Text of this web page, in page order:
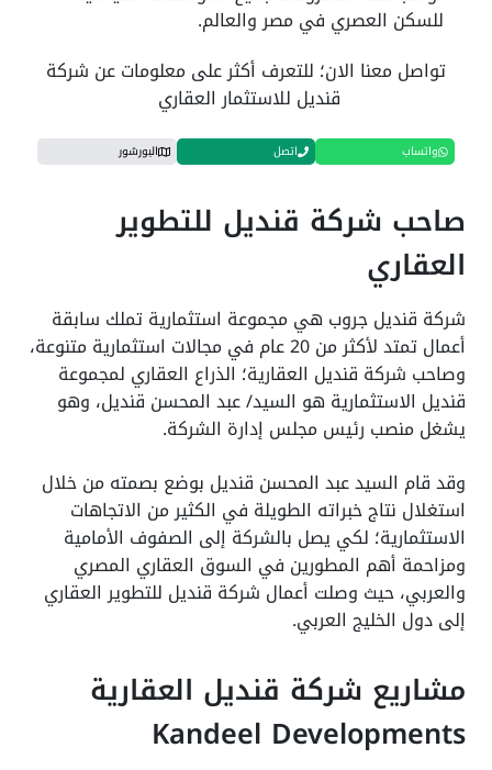
للسكن العصري في مصر والعالم.
تواصل معنا الان؛ للتعرف أكثر على معلومات عن شركة
قنديل للاستثمار العقاري
واتساب اتصل البورشور
صاحب شركة قنديل للتطوير
العقاري
شركة قنديل جروب هي مجموعة استثمارية تملك سابقة
أعمال تمتد لأكثر من 20 عام في مجالات استثمارية متنوعة،
وصاحب شركة قنديل العقارية؛ الذراع العقاري لمجموعة
قنديل الاستثمارية هو السيد/ عبد المحسن قنديل، وهو
يشغل منصب رئيس مجلس إدارة الشركة.
وقد قام السيد عبد المحسن قنديل بوضع بصمته من خلال
استغلال نتاج خبراته الطويلة في الكثير من الاتجاهات
الاستثمارية؛ لكي يصل بالشركة إلى الصفوف الأمامية
ومزاحمة أهم المطورين في السوق العقاري المصري
والعربي، حيث وصلت أعمال شركة قنديل للتطوير العقاري
إلى دول الخليج العربي.
مشاريع شركة قنديل العقارية
Kandeel Developments